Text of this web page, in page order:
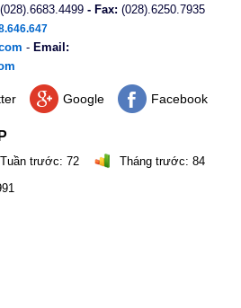
- Fax: (028).6250.7935
- Email:
Google Facebook
Tuần trước: 72
Tháng trước: 84